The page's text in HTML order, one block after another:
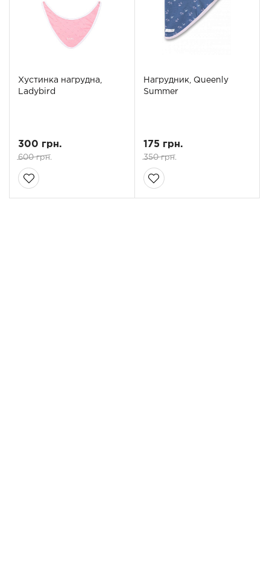
Хустинка нагрудна,
Ladybird
300 грн.
600 грн.
Нагрудник, Queenly
Summer
175 грн.
350 грн.